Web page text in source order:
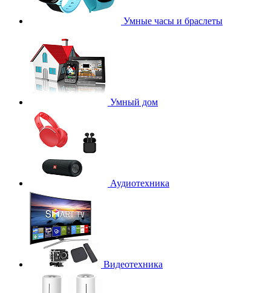
Умные часы и браслеты
Умный дом
Аудиотехника
Видеотехника